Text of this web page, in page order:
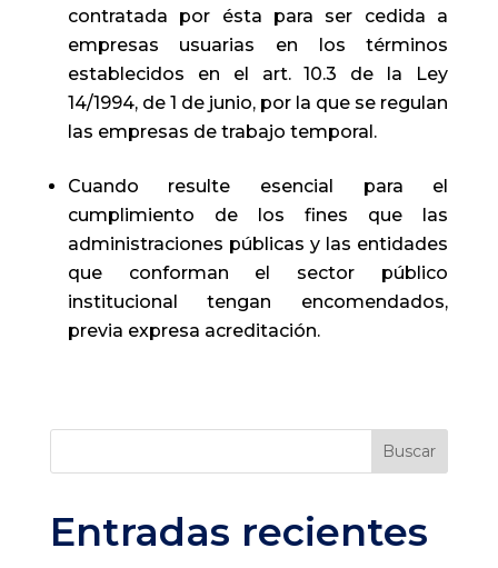
contratada por ésta para ser cedida a
empresas usuarias en los términos
establecidos en el art. 10.3 de la Ley
14/1994, de 1 de junio, por la que se regulan
las empresas de trabajo temporal.
Cuando resulte esencial para el
cumplimiento de los fines que las
administraciones públicas y las entidades
que conforman el sector público
institucional tengan encomendados,
previa expresa acreditación.
Buscar
Entradas recientes